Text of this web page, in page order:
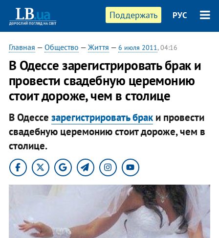
Поддержать РУС
Главная — Общество — Життя — 6 июля 2011, 04:16
В Одессе зарегистрировать брак и
провести свадебную церемонию
стоит дороже, чем в столице
В Одессе зарегистрировать браки провести
свадебную церемонию стоит дороже, чем в
столице.